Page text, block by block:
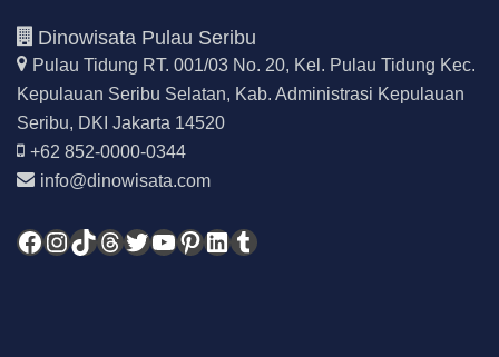
Dinowisata Pulau Seribu
Pulau Tidung RT. 001/03 No. 20, Kel. Pulau Tidung Kec.
Kepulauan Seribu Selatan, Kab. Administrasi Kepulauan
Seribu, DKI Jakarta 14520
+62 852-0000-0344
info@dinowisata.com
Facebook
Instagram
TikTok
Threads
Twitter
YouTube
Pinterest
LinkedIn
Tumblr